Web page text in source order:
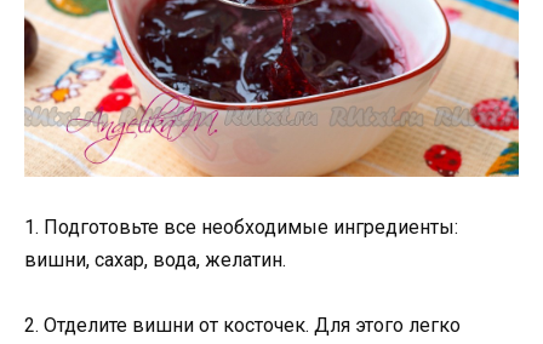
1. Подготовьте все необходимые ингредиенты:
вишни, сахар, вода, желатин.
2. Отделите вишни от косточек. Для этого легко